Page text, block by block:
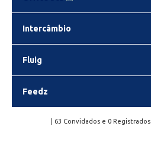
Intercâmbio
Fluig
Feedz
| 63 Convidados e 0 Registrados